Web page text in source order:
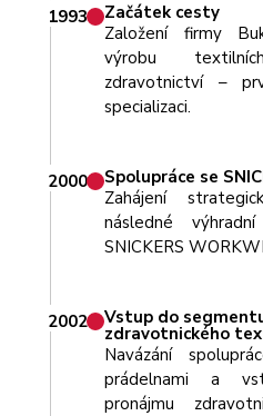
1993
Začátek cesty
Založení firmy
výrobu
zdravotnictví –
specializaci.
2000
Spolupráce se
Zahájení
následné
SNICKERS
2002 Vstup do
zdravotnického
Navázání
prádelnami a
pronájmu